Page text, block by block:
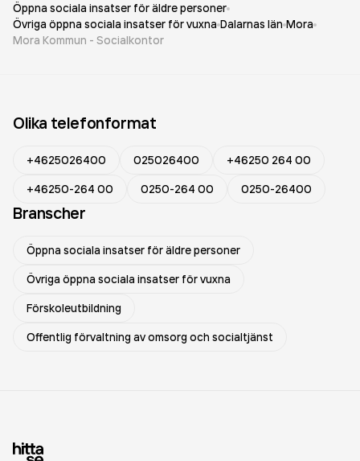
Öppna sociala insatser för äldre personer
Övriga öppna sociala insatser för vuxna Dalarnas län Mora
Mora Kommun - Socialkontor
Olika telefonformat
+4625026400 025026400
+46250 264 00
+46250-264 00
0250-264 00 0250-26400
Branscher
Öppna sociala insatser för äldre personer
Övriga öppna sociala insatser för vuxna
Förskoleutbildning
Offentlig förvaltning av omsorg och socialtjänst